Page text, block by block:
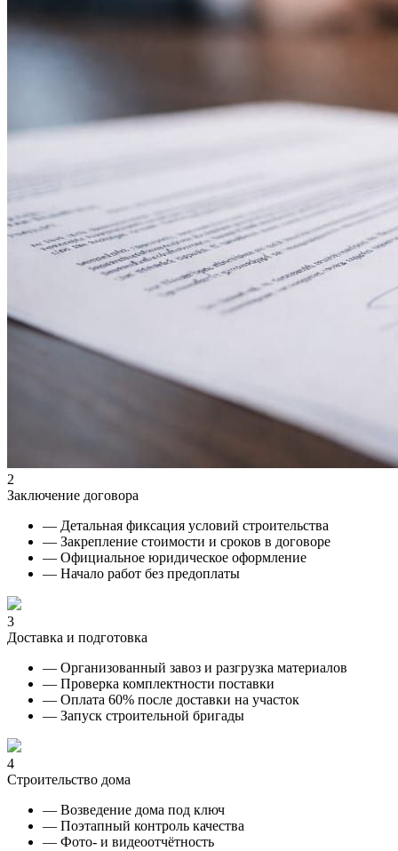
2
Заключение договора
— Детальная фиксация условий строительства
— Закрепление стоимости и сроков в договоре
— Официальное юридическое оформление
— Начало работ без предоплаты
3
Доставка и подготовка
— Организованный завоз и разгрузка материалов
— Проверка комплектности поставки
— Оплата 60% после доставки на участок
— Запуск строительной бригады
4
Строительство дома
— Возведение дома под ключ
— Поэтапный контроль качества
— Фото- и видеоотчётность